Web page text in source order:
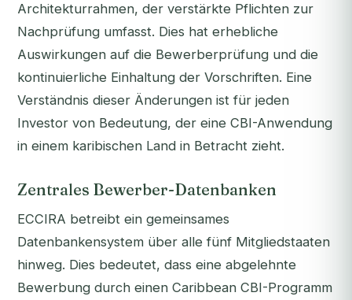
Architekturrahmen, der verstärkte Pflichten zur
Nachprüfung umfasst. Dies hat erhebliche
Auswirkungen auf die Bewerberprüfung und die
kontinuierliche Einhaltung der Vorschriften. Eine
Verständnis dieser Änderungen ist für jeden
Investor von Bedeutung, der eine CBI-Anwendung
in einem karibischen Land in Betracht zieht.
Zentrales Bewerber-Datenbanken
ECCIRA betreibt ein gemeinsames
Datenbankensystem über alle fünf Mitgliedstaaten
hinweg. Dies bedeutet, dass eine abgelehnte
Bewerbung durch einen Caribbean CBI-Programm